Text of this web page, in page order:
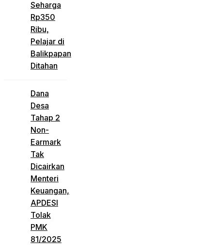
Seharga
Rp350
Ribu,
Pelajar di
Balikpapan
Ditahan
Dana
Desa
Tahap 2
Non-
Earmark
Tak
Dicairkan
Menteri
Keuangan,
APDESI
Tolak
PMK
81/2025